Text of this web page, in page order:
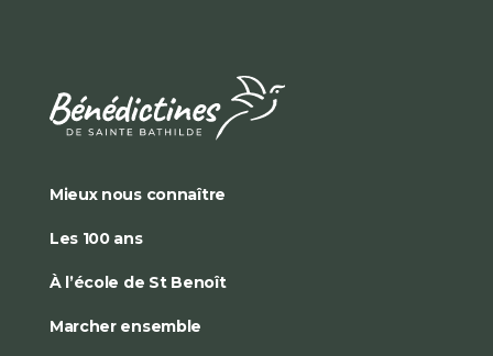
Mieux nous connaître
Les 100 ans
À l’école de St Benoît
Marcher ensemble